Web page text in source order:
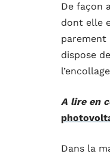
De façon
dont elle
parement
dispose de
A lire en
Dans la